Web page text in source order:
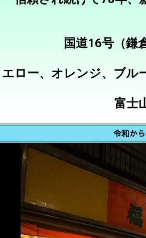
国道16号（鎌
ロー、オレンジ、ブル
富士
令和か